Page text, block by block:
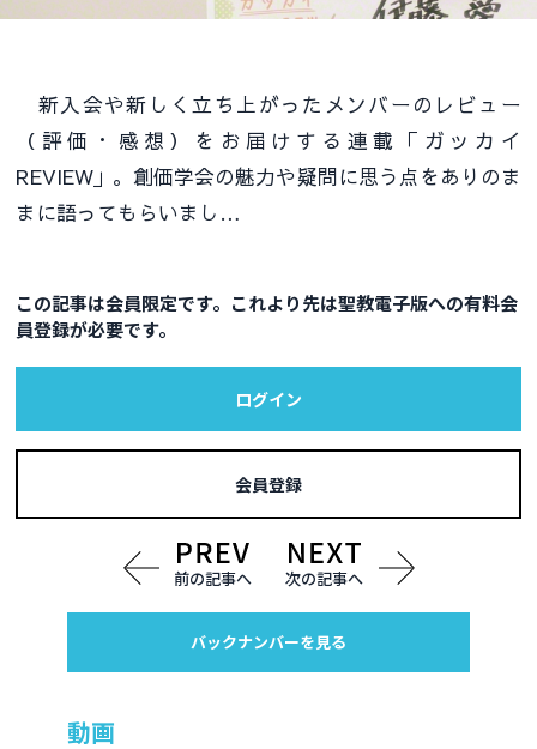
新入会や新しく立ち上がったメンバーのレビュー
（評価・感想）をお届けする連載「ガッカイ
REVIEW」。創価学会の魅力や疑問に思う点をありのま
まに語ってもらいまし…
この記事は会員限定です。これより先は聖教電子版への有料会
員登録が必要です。
ログイン
会員登録
前の記事へ 次の記事へ
バックナンバーを見る
動画